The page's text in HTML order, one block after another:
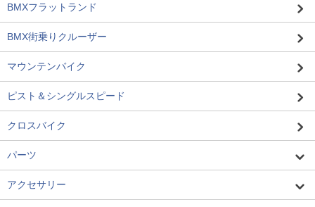
BMXフラットランド
BMX街乗りクルーザー
マウンテンバイク
ピスト＆シングルスピード
クロスバイク
パーツ
アクセサリー